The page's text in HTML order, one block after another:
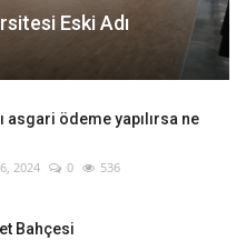
Eski Adı
asgari ödeme yapılırsa ne
2024 0 536
Bahçesi